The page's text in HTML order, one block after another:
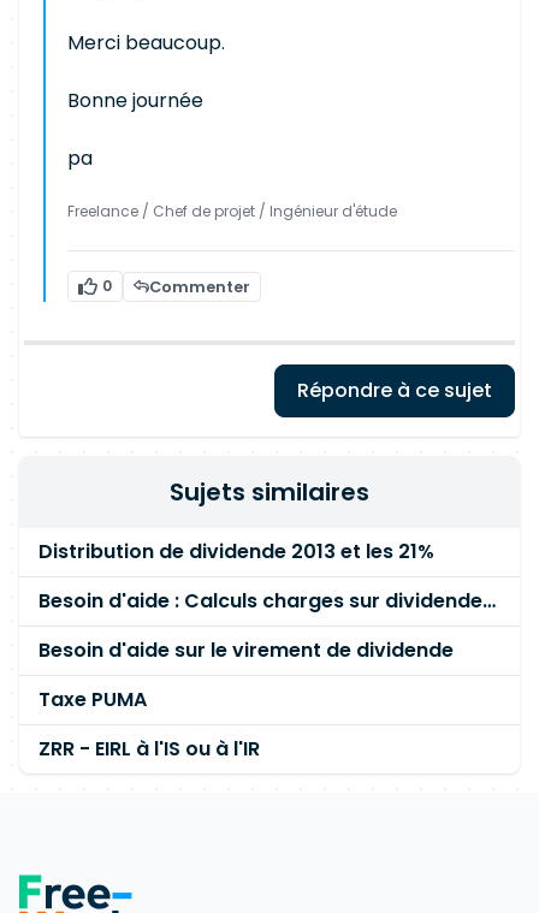
Merci beaucoup.
Bonne journée
pa
Freelance / Chef de projet / Ingénieur d'étude
0 Commenter
Répondre à ce sujet
Sujets similaires
Distribution de dividende 2013 et les 21%
Besoin d'aide : Calculs charges sur dividendes pour provisions
Besoin d'aide sur le virement de dividende
Taxe PUMA
ZRR - EIRL à l'IS ou à l'IR